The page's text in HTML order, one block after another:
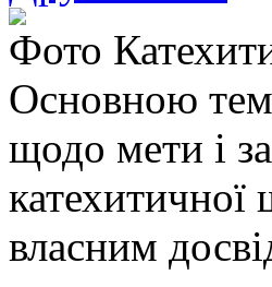
Фото
Основною
щодо мети і
власним